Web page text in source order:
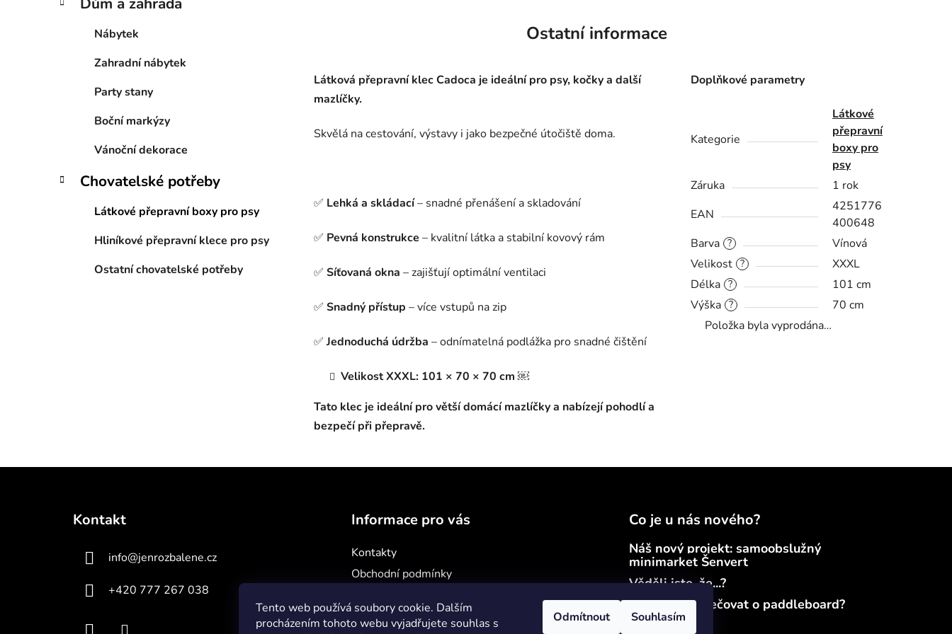
Tento web používá soubory cookie. Dalším
procházením tohoto webu vyjadřujete souhlas s
Odmítnout Souhlasím
Nábytek
Zahradní nábytek
Party stany
Boční markýzy
Vánoční dekorace
Chovatelské potřeby
Látkové přepravní boxy pro psy
Hliníkové přepravní klece pro psy
Ostatní chovatelské potřeby
Ostatní informace
Látková přepravní klec Cadoca je ideální pro psy, kočky a další
mazlíčky.
Skvělá na cestování, výstavy i jako bezpečné útočiště doma.
✅ Lehká a skládací– snadné přenášení a skladování
✅ Pevná konstrukce – kvalitní látka a stabilní kovový rám
✅ Síťovaná okna – zajišťují optimální ventilaci
✅ Snadný přístup – více vstupů na zip
✅ Jednoduchá údržba – odnímatelná podlážka pro snadné čištění
Velikost XXXL: 101 × 70 × 70 cm ￼
Tato klec je ideální pro větší domácí mazlíčky a nabízejí pohodlí a
bezpečí při přepravě.
Doplňkové parametry
Kategorie
Látkové
přepravní
boxy pro
psy
Záruka
1 rok
EAN
4251776
400648
?
Barva Vínová
?
Velikost XXXL
?
Délka 101 cm
?
Výška
70 cm
Položka byla vyprodána…
Kontakt
info@jenrozbalene.cz
+420 777 267 038
Informace pro vás
Kontakty
Obchodní podmínky
Jak nakupovat
Co je u nás nového?
Náš nový projekt: samoobslužný
minimarket Šenvert
Věděli jste, že...?
Jak správně pečovat o paddleboard?